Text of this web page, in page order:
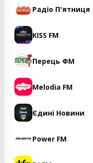
Радіо П'ятниця
KISS FM
Перець ФМ
Melodia FM
Єдині Новини
Power FM